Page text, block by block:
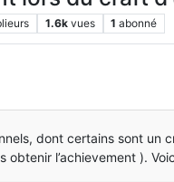
1.6k vues 1 abonné
dont certains sont un
obtenir l’achievement ).